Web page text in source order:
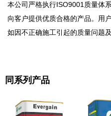
本公司严格执行ISO9001质量体
向客户提供优质合格的产品。用
如因不正确施工引起的质量问题
同系列产品